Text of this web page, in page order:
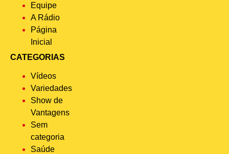
Equipe
A Rádio
Página
Inicial
CATEGORIAS
Vídeos
Variedades
Show de
Vantagens
Sem
categoria
Saúde